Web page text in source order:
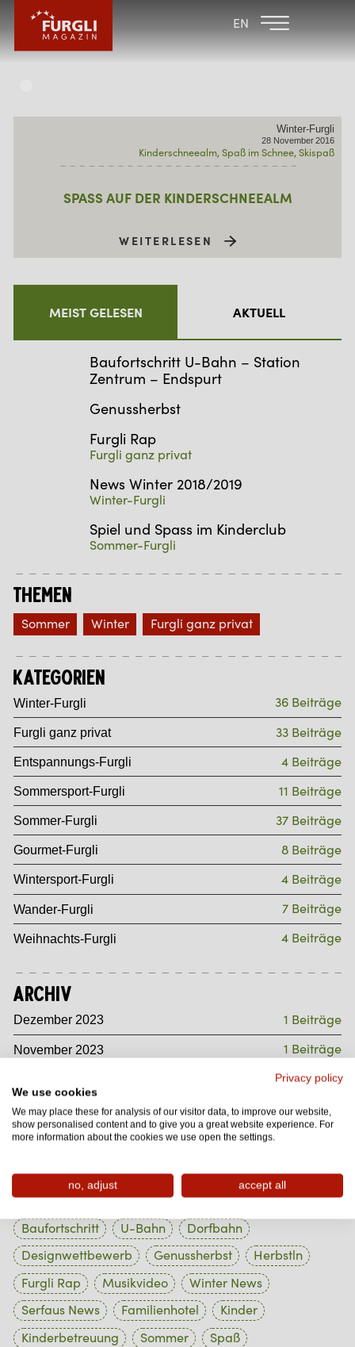
EN
FAMILIENHOTEL
FURGLER
KINDER
Winter-Furgli
28 November 2016
Kinderschneealm Spaß im Schnee Skispaß
SPASS AUF DER KINDERSCHNEEALM
WEITERLESEN
MEIST GELESEN AKTUELL
Baufortschritt U-Bahn – Station
Zentrum – Endspurt
Genussherbst
Furgli Rap
Furgli ganz privat
News Winter 2018/2019
Winter-Furgli
Spiel und Spass im Kinderclub
Sommer-Furgli
Themen
Sommer Winter Furgli ganz privat
Kategorien
Winter-Furgli 36 Beiträge
Furgli ganz privat 33 Beiträge
Entspannungs-Furgli 4 Beiträge
Sommersport-Furgli 11 Beiträge
Sommer-Furgli 37 Beiträge
Gourmet-Furgli 8 Beiträge
Wintersport-Furgli 4 Beiträge
Wander-Furgli 7 Beiträge
Weihnachts-Furgli 4 Beiträge
Archiv
Dezember 2023 1 Beiträge
November 2023 1 Beiträge
1 Beiträge
September 2023 1 Beiträge
August 2023
Tag Cloud
Baufortschritt U-Bahn
Dorfbahn
Designwettbewerb
Genussherbst
Herbstln
Furgli Rap
Musikvideo
Winter News
Serfaus News
Familienhotel
Kinder
Kinderbetreuung
Sommer Spaß
Privacy policy
We use cookies
We may place these for analysis of our visitor data, to improve our website,
show personalised content and to give you a great website experience. For
more information about the cookies we use open the settings.
no, adjust accept all